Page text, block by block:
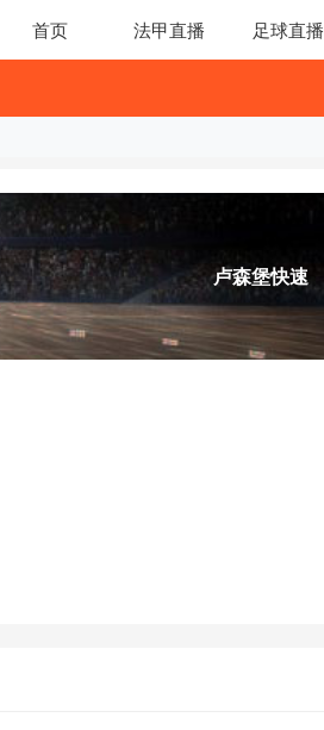
首页 法甲直播 足球直播
卢森堡快速